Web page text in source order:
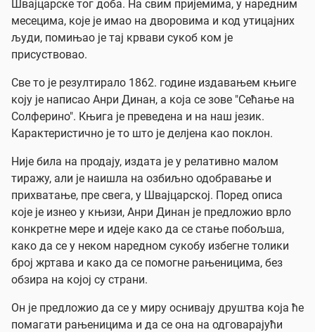
Швајцарске тог доба. На свим пријемима, у наредним
месецима, које је имао на дворовима и код утицајних
људи, помињао је тај крвави сукоб ком је
присуствовао.
Све то је резултирало 1862. године издавањем књиге
коју је написао Анри Динан, а која се зове "Сећање на
Солферино". Књига је преведена и на наш језик.
Карактеристично је то што је делјена као поклон.
Није била на продају, издата је у релативно малом
тиражу, али је наишла на озбиљно одобравање и
прихватање, пре свега, у Швајцарској. Поред описа
које је изнео у књизи, Анри Динан је предложио врло
конкретне мере и идеје како да се стање побољша,
како да се у неком наредном сукобу избегне толики
број жртава и како да се помогне рањеницима, без
обзира на којој су страни.
Он је предложио да се у миру оснивају друштва која ће
помагати рањеницима и да се она на одговарајући